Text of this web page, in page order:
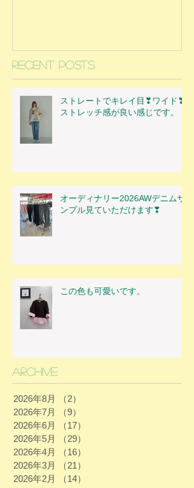
Recent Posts
ストレートでキレイ目❣ワイド❣
ストレッチ感が良い感じです。
オーディナリー2026AWデニムサ
ンプル見ていただけます❣
この色も可愛いです。
Archive
2026年8月 （2）
2026年7月
（9）
2026年6月
（17）
2026年5月
（29）
2026年4月
（16）
2026年3月
（21）
2026年2月
（14）